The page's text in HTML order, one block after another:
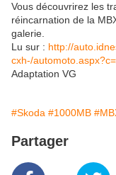
Vous découvrirez les
réincarnation de la
galerie.
Lu sur : http://
cxh-/
Adaptation VG
#Skoda #1000MB
Partager